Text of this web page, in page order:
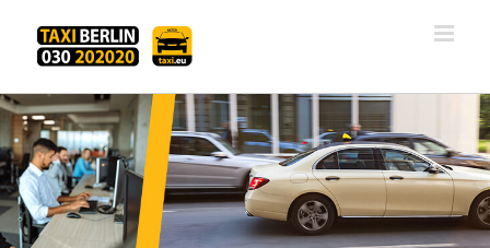
Inhalt
springen